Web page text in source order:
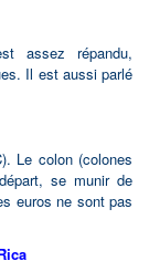
assez répandu,
Il est aussi parlé
Le colon (colones
se munir de
euros ne sont pas